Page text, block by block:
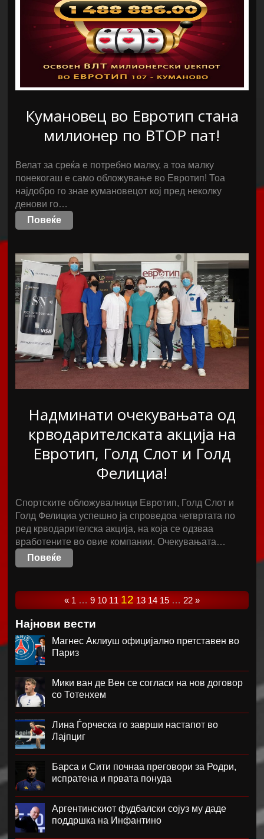
Кумановец во Евротип стана
милионер по ВТОР пат!
Велат за среќа е потребно малку, а тоа малку
понекогаш е само обложување во Евротип! Тоа
најдобро го знае кумановецот кој пред неколку
денови го…
Повеќе
Надминати очекувањата од
крводарителската акција на
Евротип, Голд Слот и Голд
Фелициа!
Спортските обложувалници Евротип, Голд Слот и
Голд Фелициа успешно ја спроведоа четвртата по
ред крводарителска акција, на која се одзваа
вработените во овие компании. Очекувањата…
Повеќе
« 1 … 9 10 11 12 13 14 15 … 22 »
Најнови вести
Магнес Аклиуш официјално претставен во
Париз
Мики ван де Вен се согласи на нов договор
со Тотенхем
Лина Ѓорческа го заврши настапот во
Лајпциг
Барса и Сити почнаа преговори за Родри,
испратена и првата понуда
Аргентинскиот фудбалски сојуз му даде
поддршка на Инфантино